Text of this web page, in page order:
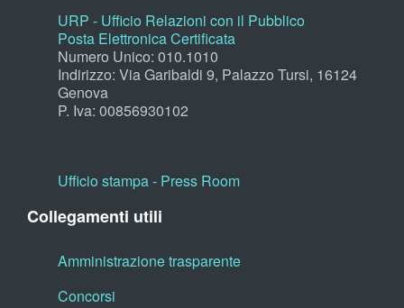
URP - Ufficio Relazioni con il Pubblico
Posta Elettronica Certificata
Numero Unico: 010.1010
Indirizzo: Via Garibaldi 9, Palazzo Tursi, 16124
Genova
P. Iva: 00856930102
Ufficio stampa - Press Room
Collegamenti utili
Amministrazione trasparente
Concorsi